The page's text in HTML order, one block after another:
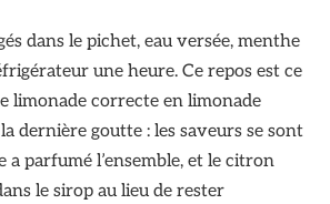
dans le pichet, eau versée, menthe
une heure. Ce repos est ce
limonade correcte en limonade
dernière goutte : les saveurs se sont
a parfumé l’ensemble, et le citron
le sirop au lieu de rester